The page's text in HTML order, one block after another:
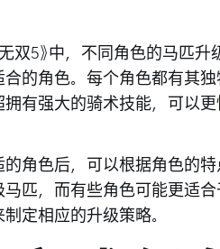
无双5》中，不同角色的马匹
合的角色。每个角色都有其
拥有强大的骑术技能，可以更
的角色后，可以根据角色的
马匹，而有些角色可能更适
制定相应的升级策略。